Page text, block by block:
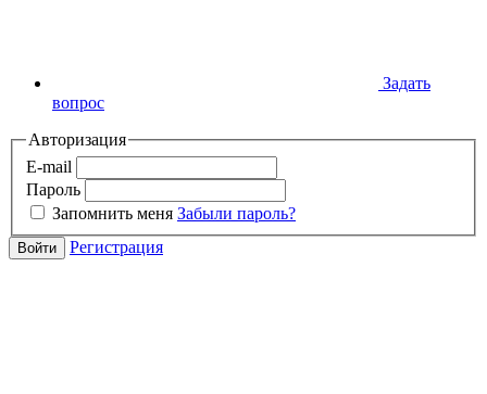
Задать
вопрос
Авторизация
E-mail
Пароль
Запомнить меня Забыли пароль?
Войти Регистрация